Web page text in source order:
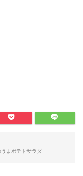
まポテトサラダ